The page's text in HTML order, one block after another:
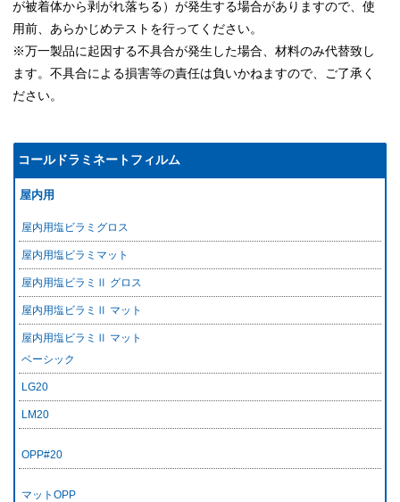
が被着体から剥がれ落ちる）が発生する場合がありますので、使
用前、あらかじめテストを行ってください。
※万一製品に起因する不具合が発生した場合、材料のみ代替致し
ます。不具合による損害等の責任は負いかねますので、ご了承く
ださい。
コールドラミネートフィルム
屋内用
屋内用塩ビラミグロス
屋内用塩ビラミマット
屋内用塩ビラミⅡ グロス
屋内用塩ビラミⅡ マット
屋内用塩ビラミⅡ マット
ベーシック
LG20
LM20
OPP#20
マットOPP